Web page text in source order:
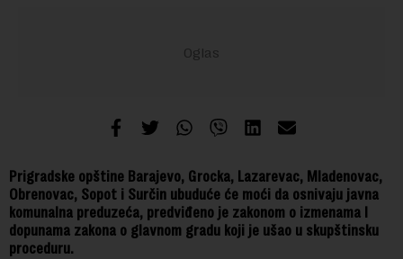
Prigradske opštine Barajevo, Grocka, Lazarevac, Mladenovac,
Obrenovac, Sopot i Surčin ubuduće će moći da osnivaju javna
komunalna preduzeća, predviđeno je zakonom o izmenama I
dopunama zakona o glavnom gradu koji je ušao u skupštinsku
proceduru.